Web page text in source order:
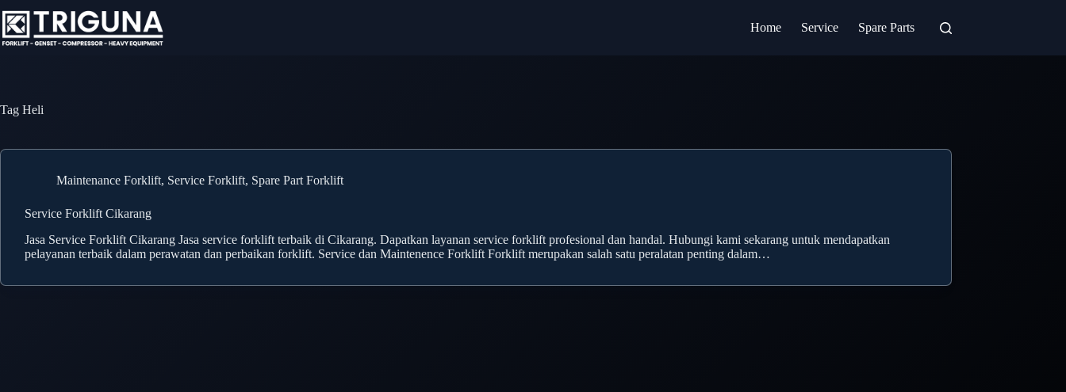
to
content
Home Service Spare Parts
Tag Heli
Maintenance Forklift, Service Forklift, Spare Part Forklift
Service Forklift Cikarang
Jasa Service Forklift Cikarang Jasa service forklift terbaik di Cikarang. Dapatkan layanan service forklift profesional dan handal. Hubungi kami sekarang untuk mendapatkan
pelayanan terbaik dalam perawatan dan perbaikan forklift. Service dan Maintenence Forklift Forklift merupakan salah satu peralatan penting dalam…